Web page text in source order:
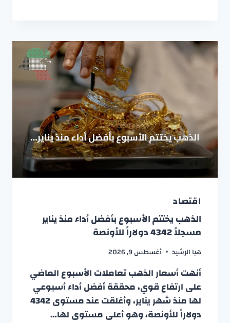
اقتصاد
الذهب يختتم الأسبوع بأفضل أداء منذ يناير
مسجلاً 4342 دولاراً للأونصة
هيا الرشيد أغسطس 9, 2026
أنهت أسعار الذهب تعاملات الأسبوع الماضي
على ارتفاع قوي، محققة أفضل أداء أسبوعي
لها منذ شهر يناير، وأغلقت عند مستوى 4342
دولاراً للأونصة، وهو أعلى مستوى لها…